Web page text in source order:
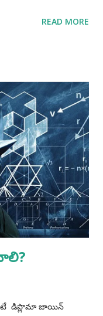
read ni conjunction
as per Ministry of
(MSDE) office
AP-(PMU) dated
for hazardous
Act 1961.
02 May 2012 are
candidates born on
hazardous trades.
READ MORE
డిప్లొమా జాయిన్